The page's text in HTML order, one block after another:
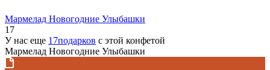
Мармелад Новогодние Улыбашки
17
У нас еще 17подарков с этой конфетой
Мармелад Новогодние Улыбашки